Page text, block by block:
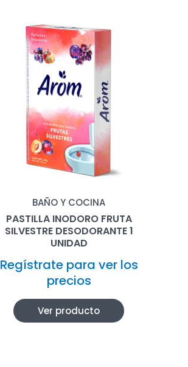
BAÑO Y COCINA
PASTILLA INODORO FRUTA
SILVESTRE DESODORANTE 1
UNIDAD
Regístrate para ver los
precios
Ver producto